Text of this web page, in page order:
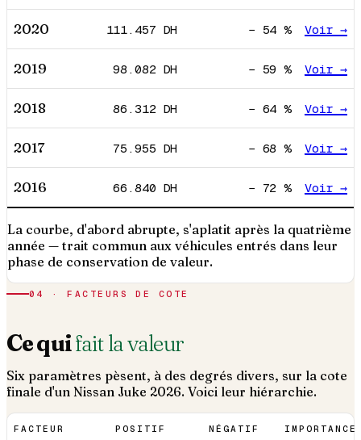
2020 111.457 DH − 54 % Voir →
2019 98.082 DH − 59 % Voir →
2018 86.312 DH − 64 % Voir →
2017 75.955 DH − 68 % Voir →
2016 66.840 DH − 72 % Voir →
La courbe, d'abord abrupte, s'aplatit après la quatrième
année — trait commun aux véhicules entrés dans leur
phase de conservation de valeur.
04 · FACTEURS DE COTE
Ce quifait la valeur
Six paramètres pèsent, à des degrés divers, sur la cote
finale d'un Nissan Juke 2026. Voici leur hiérarchie.
FACTEUR POSITIF NÉGATIF IMPORTANCE